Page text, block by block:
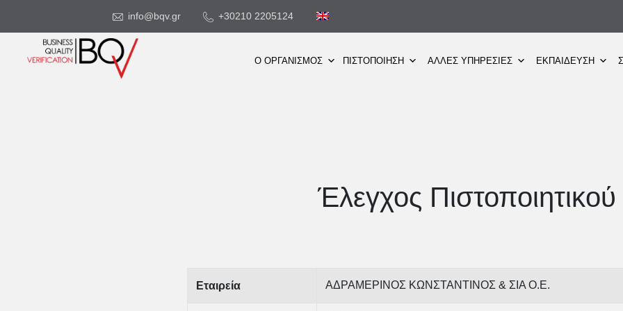
info@bqv.gr +30210 2205124
Ο ΟΡΓΑΝΙΣΜΟΣ ΠΙΣΤΟΠΟΙΗΣΗ ΑΛΛΕΣ ΥΠΗΡΕΣΙΕΣ ΕΚΠΑΙΔΕΥΣΗ
Έλεγχος Πιστοποιητικού
Εταιρεία ΑΔΡΑΜΕΡΙΝΟΣ ΚΩΝΣΤΑΝΤΙΝΟΣ & ΣΙΑ Ο.Ε.